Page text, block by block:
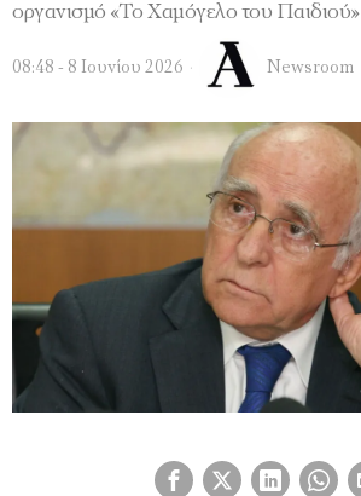
οργανισμό «Το Χαμόγελο του Παιδιού»
08:48 - 8 Ιουνίου 2026 Newsroom